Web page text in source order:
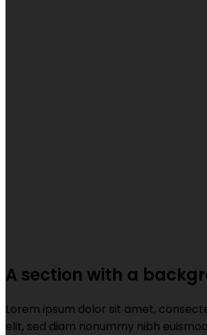
A section with a
Lorem ipsum dolor sit amet,
elit, sed diam nonummy nibh